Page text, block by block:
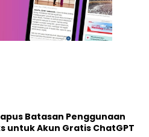
Batasan Penggunaan
untuk Akun Gratis ChatGPT